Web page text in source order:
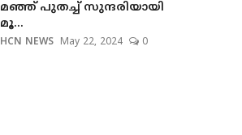
മഞ്ഞ് പുതച്ച് സുന്ദരിയായി
മൂ...
HCN NEWS May 22, 2024 0